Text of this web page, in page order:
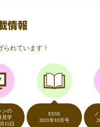
ングが、モッピーでお得
。空いた時間にスマホで買
を経由するだけでショップ
貯まることを知り、ビック
ピーを経由するだけでポイ
しかった～！貯まったポイ
しんでます♪
情報
れています！
2021年10月号
ノンス
2020